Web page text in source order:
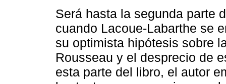
Será hasta la segunda parte
cuando Lacoue-Labarthe se
su optimista hipótesis sobre
Rousseau y el desprecio de
esta parte del libro, el autor